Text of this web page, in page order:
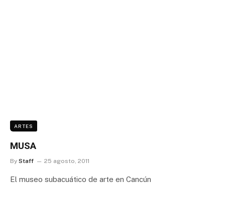
ARTES
MUSA
By Staff 25 agosto, 2011
El museo subacuático de arte en Cancún